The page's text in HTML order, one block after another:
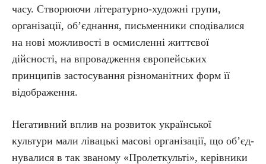
часу. Створюючи літературно-художні групи,
організації, об’єднання, письменники сподівалися
на нові можливості в осмисленні життєвої
дійсності, на впровадження європейських
принципів застосування різноманітних форм її
відображення.
Негативний вплив на розвиток української
культури мали лівацькі масові організації, що об’єд­
ну­вали­ся в так званому «Пролеткульті», керівники